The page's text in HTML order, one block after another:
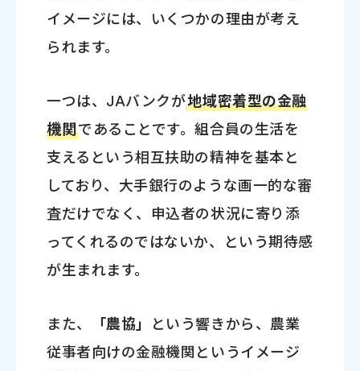
イメージには、いくつかの理由が考え
られます。
一つは、JAバンクが地域密着型の金融
機関であることです。組合員の生活を
支えるという相互扶助の精神を基本と
しており、大手銀行のような画一的な審
査だけでなく、申込者の状況に寄り添
ってくれるのではないか、という期待感
が生まれます。
また、 「農協」
という響きから、農業
従事者向けの金融機関というイメージ